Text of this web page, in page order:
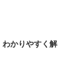
わかりやすく解